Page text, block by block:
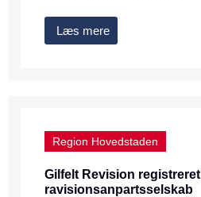
Læs mere
Region Hovedstaden
Gilfelt Revision registreret
ravisionsanpartsselskab